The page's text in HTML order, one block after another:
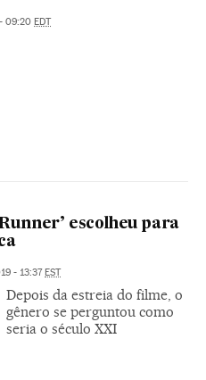
09:20 EDT
escolheu para
- 13:37EST
Depois da estreia do filme, o
gênero se perguntou como
seria o século XXI